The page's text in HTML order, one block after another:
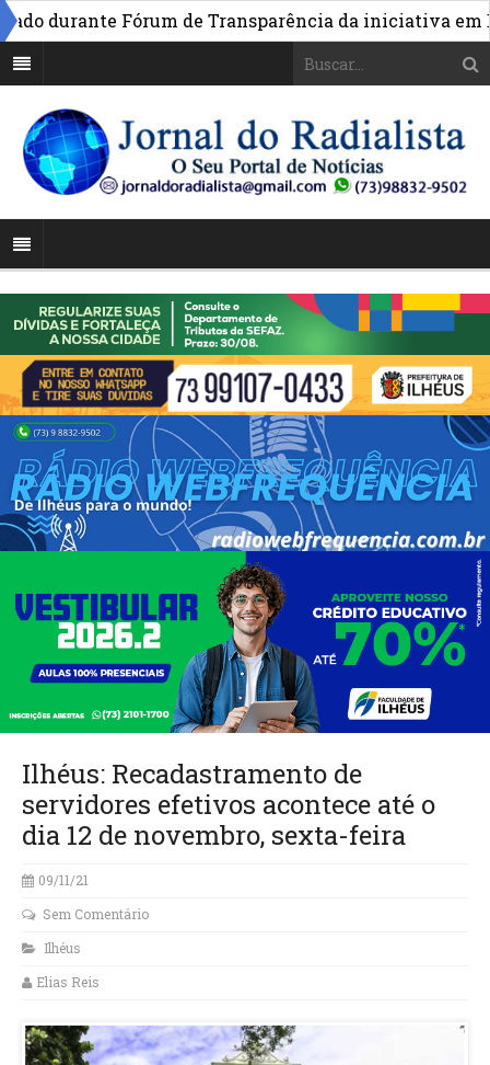
Fórum de Transparência da iniciativa em
Ilhéus: Recadastramento de
servidores efetivos acontece até o
dia 12 de novembro, sexta-feira
09/11/21
Sem Comentário
Ilhéus
Elias Reis